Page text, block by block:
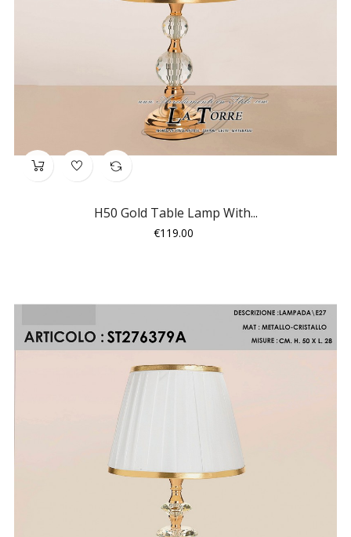
H50 Gold Table Lamp With...
Price
€119.00